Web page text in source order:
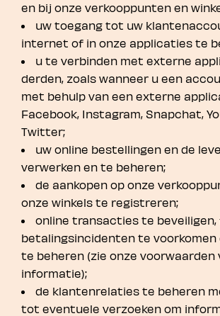
en bij onze verkooppunten en
uw toegang tot uw
internet of in onze applicaties te
u te verbinden met externe
derden, zoals wanneer u een
met behulp van een externe
Facebook, Instagram, Snapchat,
Twitter;
uw online bestellingen en de
verwerken en te beheren;
de aankopen op onze
onze winkels te registreren;
online transacties te beveiligen,
betalingsincidenten te voorkomen
te beheren (zie onze voorwaarden
informatie);
de klantenrelaties te beheren
tot eventuele verzoeken om